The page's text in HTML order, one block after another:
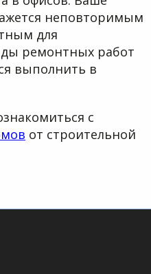
неповторимым
для
ремонтных работ
выполнить в
с
от строительной